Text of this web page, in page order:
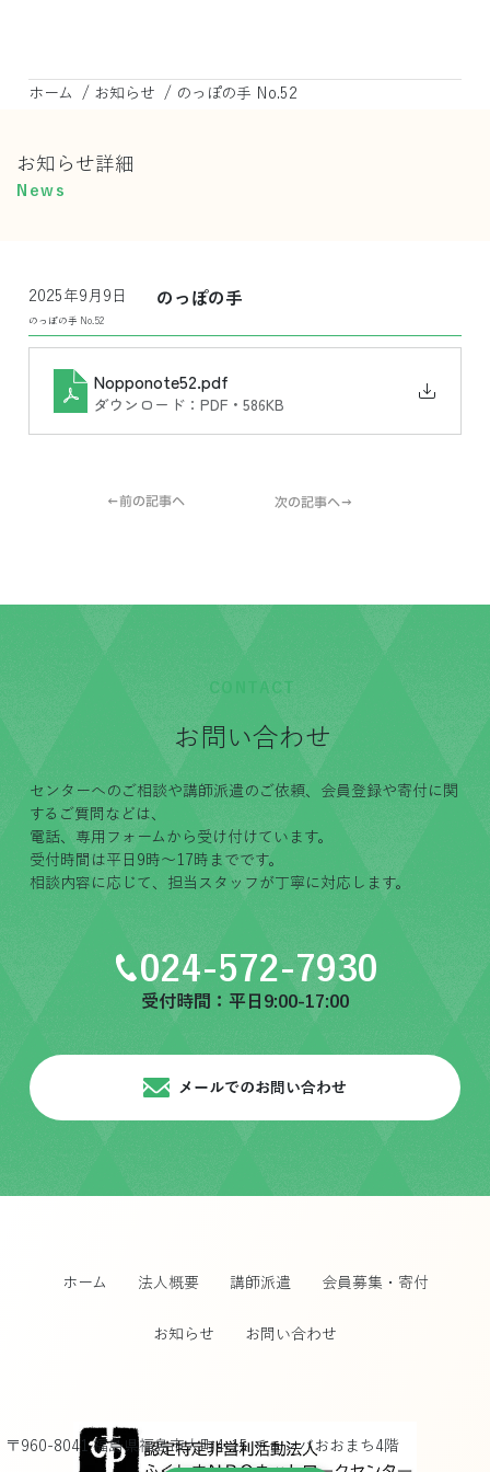
お知らせ詳細
News
ホーム / お知らせ / のっぽの手 No.52
2025年9月9日 のっぽの手
のっぽの手 No.52
Nopponote52.pdf
ダウンロード：PDF • 586KB
←前の記事へ 次の記事へ→
CONTACT
お問い合わせ
センターへのご相談や講師派遣のご依頼、会員登録や寄付に関
するご質問などは、
電話、専用フォームから受け付けています。
受付時間は平日9時〜17時までです。
相談内容に応じて、担当スタッフが丁寧に対応します。
024-572-7930
受付時間：平日9:00-17:00
メールでのお問い合わせ
ホーム 法人概要 講師派遣 会員募集・寄付
お知らせ お問い合わせ
〒960-8041 福島県福島市大町4-15 チェンバおおまち4階